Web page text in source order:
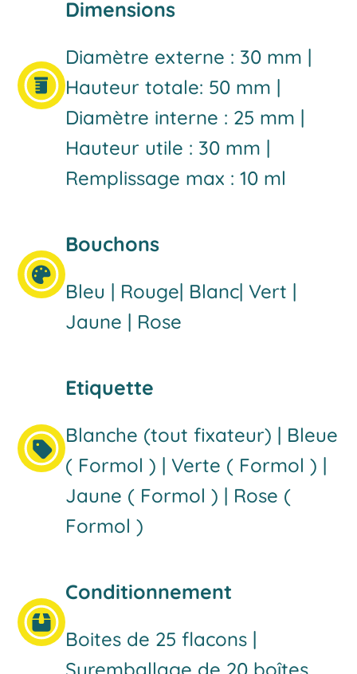
Dimensions
Diamètre externe : 30 mm |
Hauteur totale: 50 mm |
Diamètre interne : 25 mm |
Hauteur utile : 30 mm |
Remplissage max : 10 ml
Bouchons
Bleu | Rouge| Blanc| Vert |
Jaune | Rose
Etiquette
Blanche (tout fixateur) | Bleue
( Formol ) | Verte ( Formol ) |
Jaune ( Formol ) | Rose (
Formol )
Conditionnement
Boites de 25 flacons |
Suremballage de 20 boîtes